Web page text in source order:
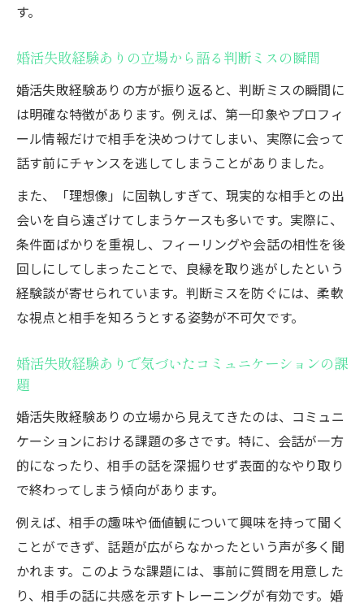
す。
婚活失敗経験ありの立場から語る判断ミスの瞬間
婚活失敗経験ありの方が振り返ると、判断ミスの瞬間に
は明確な特徴があります。例えば、第一印象やプロフィ
ール情報だけで相手を決めつけてしまい、実際に会って
話す前にチャンスを逃してしまうことがありました。
また、「理想像」に固執しすぎて、現実的な相手との出
会いを自ら遠ざけてしまうケースも多いです。実際に、
条件面ばかりを重視し、フィーリングや会話の相性を後
回しにしてしまったことで、良縁を取り逃がしたという
経験談が寄せられています。判断ミスを防ぐには、柔軟
な視点と相手を知ろうとする姿勢が不可欠です。
婚活失敗経験ありで気づいたコミュニケーションの課
題
婚活失敗経験ありの立場から見えてきたのは、コミュニ
ケーションにおける課題の多さです。特に、会話が一方
的になったり、相手の話を深掘りせず表面的なやり取り
で終わってしまう傾向があります。
例えば、相手の趣味や価値観について興味を持って聞く
ことができず、話題が広がらなかったという声が多く聞
かれます。このような課題には、事前に質問を用意した
り、相手の話に共感を示すトレーニングが有効です。婚